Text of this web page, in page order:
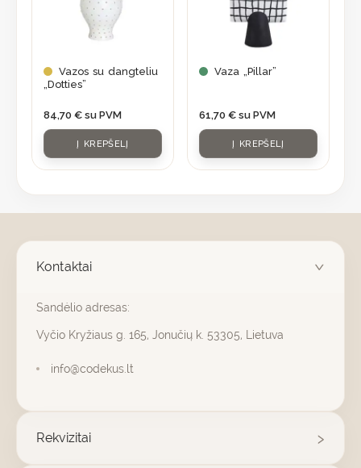
Vazos su dangteliu
„Dotties”
84,70 € su PVM
Į KREPŠELĮ
Vaza „Pillar”
61,70 € su PVM
Į KREPŠELĮ
Kontaktai
Sandėlio adresas:
Vyčio Kryžiaus g. 165, Jonučių k. 53305, Lietuva
info@codekus.lt
Rekvizitai